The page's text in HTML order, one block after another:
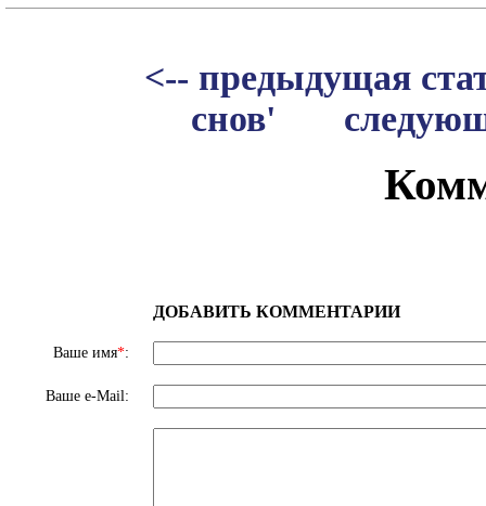
<-- предыдущая
снов'
ДОБАВИТЬ КОММЕНТАРИИ
Ваше имя*:
Ваше e-Mail: